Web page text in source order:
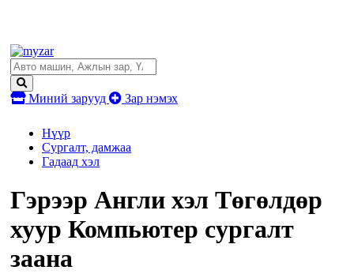
Миний зарууд Зар нэмэх
Нүүр
Сургалт, дамжаа
Гадаад хэл
Гэрээр Англи хэл Төгөлдөр
хуур Компьютер сургалт
заана